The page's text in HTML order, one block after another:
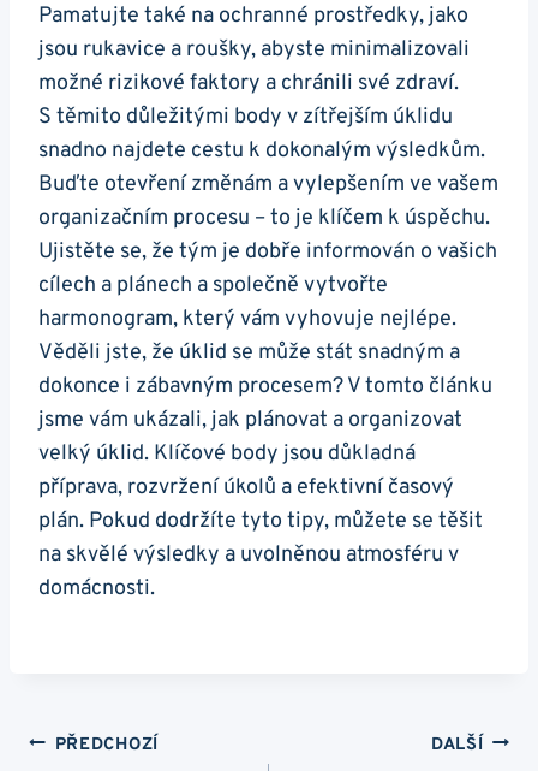
Pamatujte také na ochranné prostředky, jako
jsou rukavice a roušky, abyste minimalizovali
možné rizikové faktory a chránili své zdraví.
S těmito důležitými body v zítřejším úklidu
snadno najdete cestu k dokonalým výsledkům.
Buďte otevření změnám a vylepšením ve vašem
organizačním procesu – to je klíčem k úspěchu.
Ujistěte se, že tým je dobře informován o vašich
cílech a plánech a společně vytvořte
harmonogram, který vám vyhovuje nejlépe.
Věděli jste, že úklid se může stát snadným a
dokonce i zábavným procesem? V tomto článku
jsme vám ukázali, jak plánovat a organizovat
velký úklid. Klíčové body jsou důkladná
příprava, rozvržení úkolů a efektivní časový
plán. Pokud dodržíte tyto tipy, můžete se těšit
na skvělé výsledky a uvolněnou atmosféru v
domácnosti.
Navigace
PŘEDCHOZÍ DALŠÍ